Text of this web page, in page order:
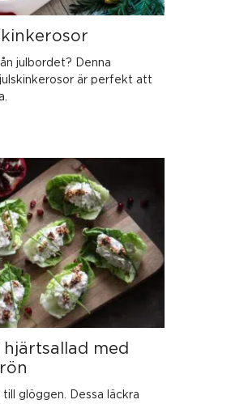
julbordet? Denna
är perfekt att
med
glöggen. Dessa läckra